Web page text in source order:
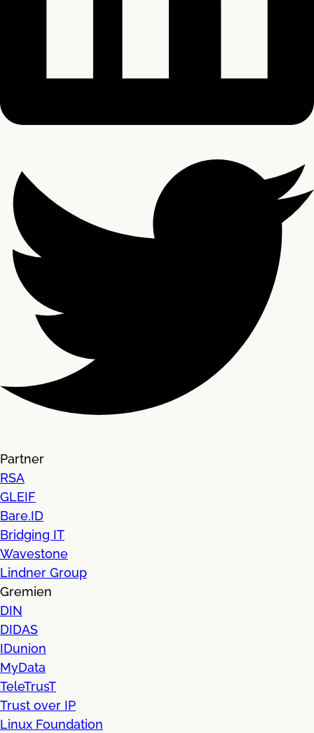
Partner
RSA
GLEIF
Bare.ID
Bridging IT
Wavestone
Lindner Group
Gremien
DIN
DIDAS
IDunion
MyData
TeleTrusT
Trust over IP
Linux Foundation